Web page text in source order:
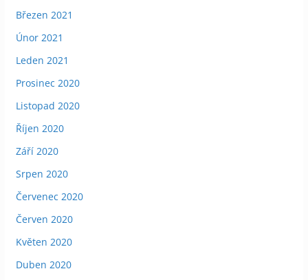
Březen 2021
Únor 2021
Leden 2021
Prosinec 2020
Listopad 2020
Říjen 2020
Září 2020
Srpen 2020
Červenec 2020
Červen 2020
Květen 2020
Duben 2020